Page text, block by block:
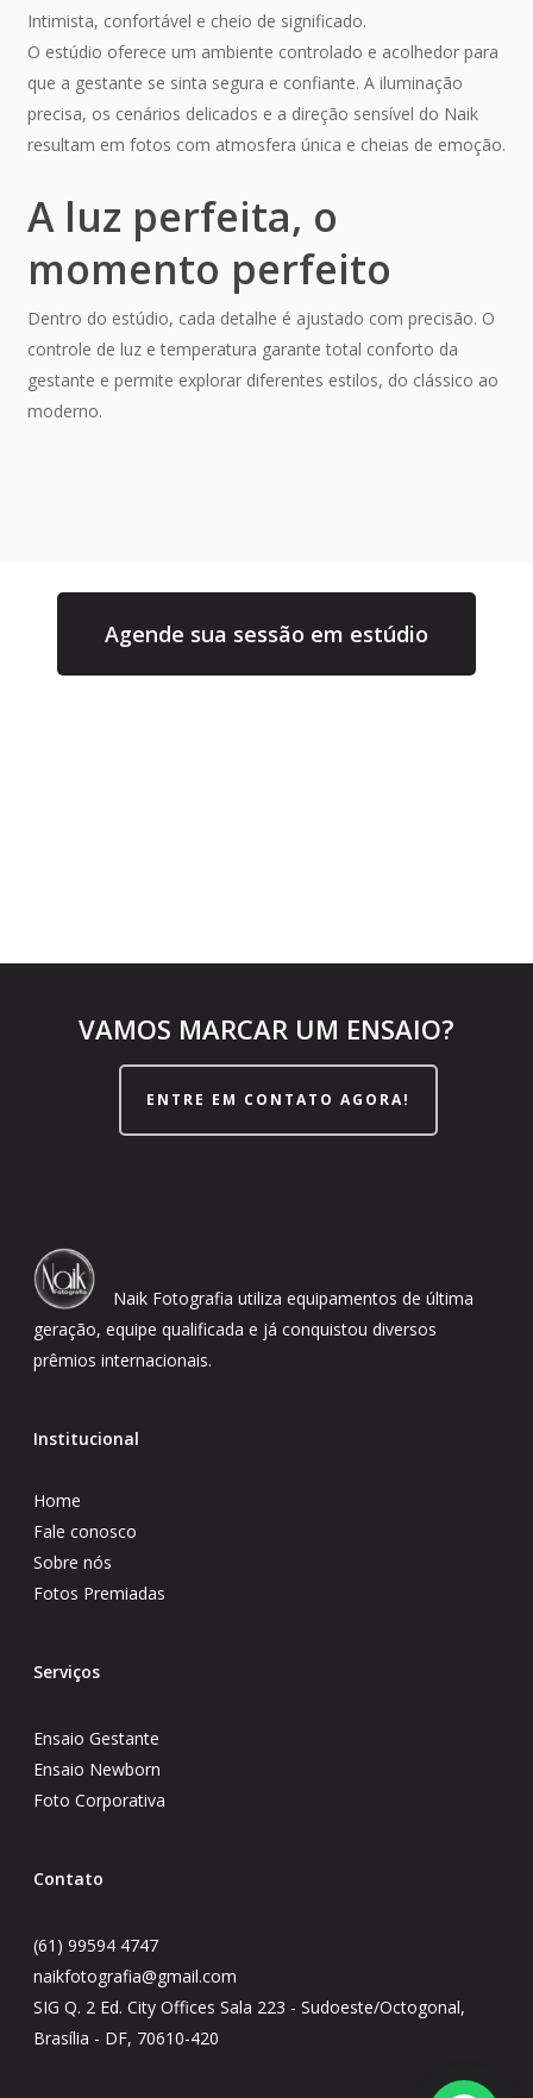
Intimista, confortável e cheio de significado.
O estúdio oferece um ambiente controlado e acolhedor para
que a gestante se sinta segura e confiante. A iluminação
precisa, os cenários delicados e a direção sensível do Naik
resultam em fotos com atmosfera única e cheias de emoção.
A luz perfeita, o
momento perfeito
Dentro do estúdio, cada detalhe é ajustado com precisão. O
controle de luz e temperatura garante total conforto da
gestante e permite explorar diferentes estilos, do clássico ao
moderno.
Agende sua sessão em estúdio
VAMOS MARCAR UM ENSAIO?
ENTRE EM CONTATO AGORA!
Naik Fotografia utiliza equipamentos de última
geração, equipe qualificada e já conquistou diversos
prêmios internacionais.
Institucional
Home
Fale conosco
Sobre nós
Fotos Premiadas
Serviços
Ensaio Gestante
Ensaio Newborn
Foto Corporativa
Contato
(61) 99594 4747
naikfotografia@gmail.com
SIG Q. 2 Ed. City Offices Sala 223 - Sudoeste/Octogonal,
Brasília - DF, 70610-420